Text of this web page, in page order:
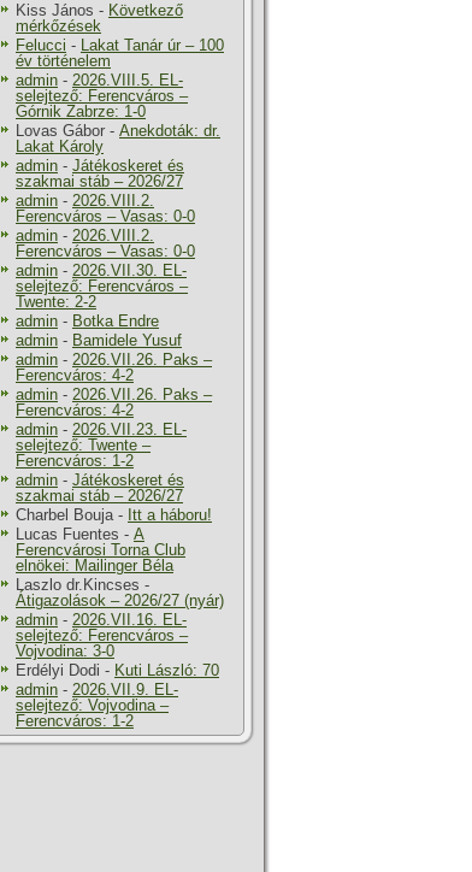
Kiss János - Következő
mérkőzések
Felucci - Lakat Tanár úr – 100
év történelem
admin - 2026.VIII.5. EL-
selejtező: Ferencváros –
Górnik Zabrze: 1-0
Lovas Gábor - Anekdoták: dr.
Lakat Károly
admin - Játékoskeret és
szakmai stáb – 2026/27
admin - 2026.VIII.2.
Ferencváros – Vasas: 0-0
admin - 2026.VIII.2.
Ferencváros – Vasas: 0-0
admin - 2026.VII.30. EL-
selejtező: Ferencváros –
Twente: 2-2
admin - Botka Endre
admin - Bamidele Yusuf
admin - 2026.VII.26. Paks –
Ferencváros: 4-2
admin - 2026.VII.26. Paks –
Ferencváros: 4-2
admin - 2026.VII.23. EL-
selejtező: Twente –
Ferencváros: 1-2
admin - Játékoskeret és
szakmai stáb – 2026/27
Charbel Bouja- Itt a háboru!
Lucas Fuentes - A
Ferencvárosi Torna Club
elnökei: Mailinger Béla
Laszlo dr.Kincses -
Átigazolások – 2026/27 (nyár)
admin - 2026.VII.16. EL-
selejtező: Ferencváros –
Vojvodina: 3-0
Erdélyi Dodi - Kuti László: 70
admin - 2026.VII.9. EL-
selejtező: Vojvodina –
Ferencváros: 1-2